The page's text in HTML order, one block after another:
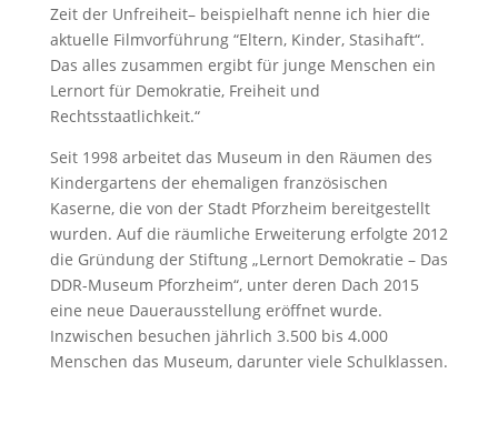
Zeit der Unfreiheit– beispielhaft nenne ich hier die
aktuelle Filmvorführung “Eltern, Kinder, Stasihaft“.
Das alles zusammen ergibt für junge Menschen ein
Lernort für Demokratie, Freiheit und
Rechtsstaatlichkeit.“
Seit 1998 arbeitet das Museum in den Räumen des
Kindergartens der ehemaligen französischen
Kaserne, die von der Stadt Pforzheim bereitgestellt
wurden. Auf die räumliche Erweiterung erfolgte 2012
die Gründung der Stiftung „Lernort Demokratie – Das
DDR-Museum Pforzheim“, unter deren Dach 2015
eine neue Dauerausstellung eröffnet wurde.
Inzwischen besuchen jährlich 3.500 bis 4.000
Menschen das Museum, darunter viele Schulklassen.